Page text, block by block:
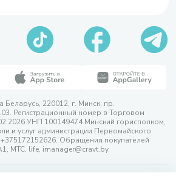
Беларусь, 220012, г. Минск, пр.
Регистрационный номер в Торговом
УНП 100149474 Минский горисполком,
и услуг администрации Первомайского
Обращения покупателей
МТС, life, imanager@cravt.by.